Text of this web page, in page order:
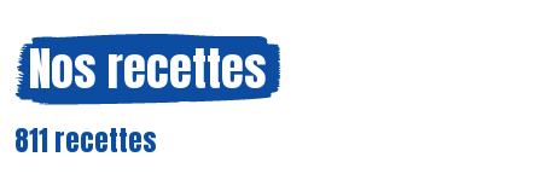
Nos recettes
811 recettes